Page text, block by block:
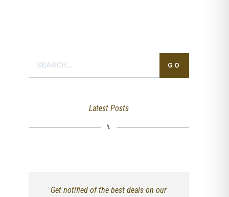
GO
Latest Posts
⑊
Get notified of the best deals on our